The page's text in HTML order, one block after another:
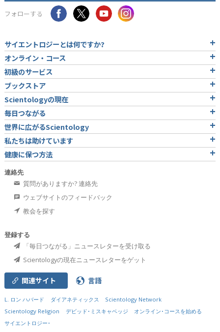
フォローする
サイエントロジーとは何ですか?
オンライン・コース
初級のサービス
ブックストア
Scientologyの現在
毎日つながる
世界に広がるScientology
私たちは助けています
健康に保つ方法
連絡先
質問がありますか? 連絡先
ウェブサイトのフィードバック
教会を探す
登録する
「毎日つながる」ニュースレターを受け取る
Scientologyの現在ニュースレターをゲット
関連サイト 言語
L. ロン ハバード ダイアネティックス
Scientology Network
Scientology Religion
デビッド･ミスキャベッジ
オンライン･コースを始める
サイエントロジー･